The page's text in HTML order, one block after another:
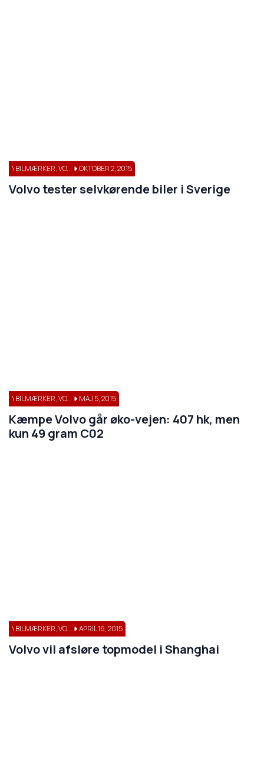
\ BILMÆRKER, VO... OKTOBER 2, 2015
Volvo tester selvkørende biler i Sverige
\ BILMÆRKER, VO... MAJ 5, 2015
Kæmpe Volvo går øko-vejen: 407 hk, men
kun 49 gram C02
\ BILMÆRKER, VO... APRIL 16, 2015
Volvo vil afsløre topmodel i Shanghai